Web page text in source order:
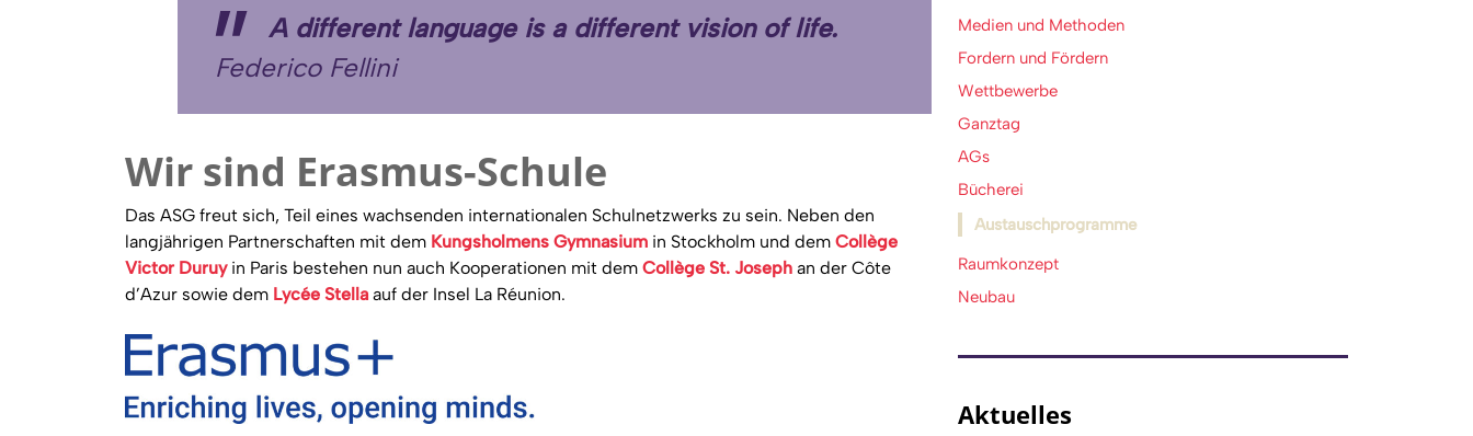
A different language is a different vision of life.
Federico Fellini
Wir sind Erasmus-Schule
Das ASG freut sich, Teil eines wachsenden internationalen Schulnetzwerks zu sein. Neben den
langjährigen Partnerschaften mit dem Kungsholmens Gymnasium in Stockholm und dem Collège
Victor Duruyin Paris bestehen nun auch Kooperationen mit dem Collège St. Joseph an der Côte
d’Azur sowie dem Lycée Stella auf der Insel La Réunion.
Medien und Methoden
Fordern und Fördern
Wettbewerbe
Ganztag
AGs
Bücherei
Austauschprogramme
Raumkonzept
Neubau
Aktuelles